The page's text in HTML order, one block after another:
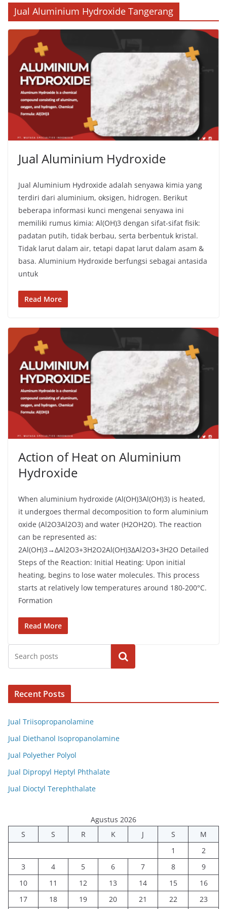
Jual Aluminium Hydroxide Tangerang
Jual Aluminium Hydroxide
Jual Aluminium Hydroxide adalah senyawa kimia yang
terdiri dari aluminium, oksigen, hidrogen. Berikut
beberapa informasi kunci mengenai senyawa ini
memiliki rumus kimia: Al(OH)3 dengan sifat-sifat fisik:
padatan putih, tidak berbau, serta berbentuk kristal.
Tidak larut dalam air, tetapi dapat larut dalam asam &
basa. Aluminium Hydroxide berfungsi sebagai antasida
untuk
Read More
Action of Heat on Aluminium
Hydroxide
When aluminium hydroxide (Al(OH)3Al(OH)3​) is heated,
it undergoes thermal decomposition to form aluminium
oxide (Al2O3Al2​O3​) and water (H2OH2​O). The reaction
can be represented as:
2Al(OH)3→ΔAl2O3+3H2O2Al(OH)3​Δ​Al2​O3​+3H2​O Detailed
Steps of the Reaction: Initial Heating: Upon initial
heating, begins to lose water molecules. This process
starts at relatively low temperatures around 180-200°C.
Formation
Read More
Cari
Recent Posts
Jual Triisopropanolamine
Jual Diethanol Isopropanolamine
Jual Polyether Polyol
Jual Dipropyl Heptyl Phthalate
Jual Dioctyl Terephthalate
Agustus 2026
S
S R K J S
M
1
2
3
4 5 6 7 8
9
10
11 12 13 14 15
16
17
18 19 20 21 22 23